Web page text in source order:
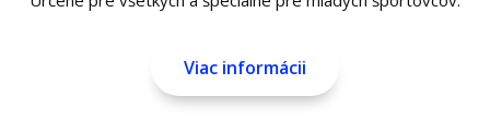
Viac informácii